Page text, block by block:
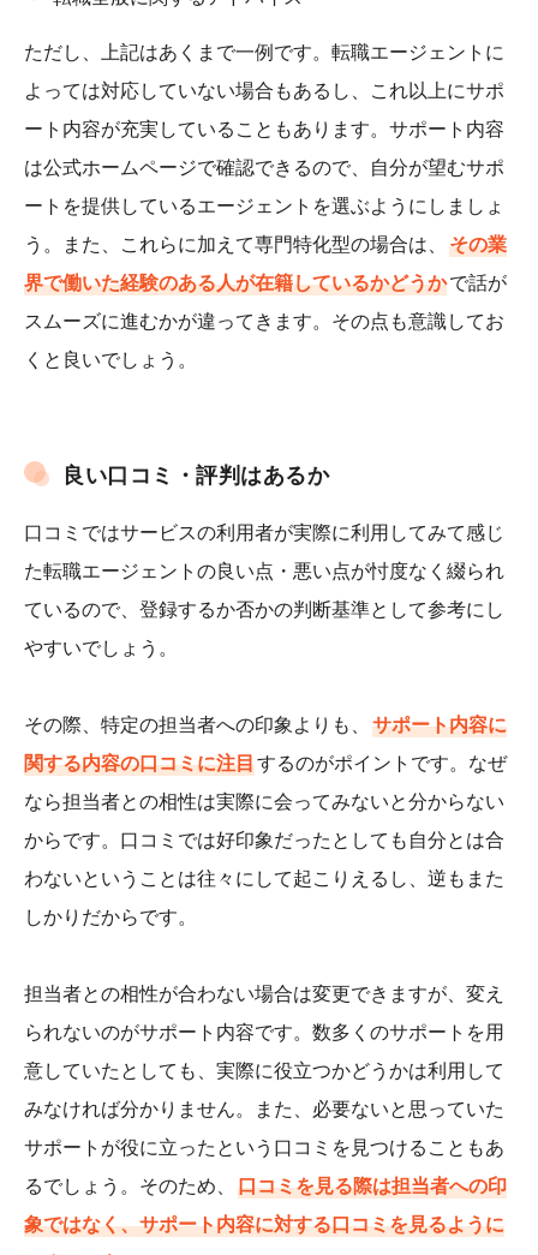
ただし、上記はあくまで一例です。転職エージェントに
よっては対応していない場合もあるし、これ以上にサポ
ート内容が充実していることもあります。サポート内容
は公式ホームページで確認できるので、自分が望むサポ
ートを提供しているエージェントを選ぶようにしましょ
う。また、これらに加えて専門特化型の場合は、 その業
界で働いた経験のある人が在籍しているかどうかで話が
スムーズに進むかが違ってきます。その点も意識してお
くと良いでしょう。
良い口コミ・評判はあるか
口コミではサービスの利用者が実際に利用してみて感じ
た転職エージェントの良い点・悪い点が忖度なく綴られ
ているので、登録するか否かの判断基準として参考にし
やすいでしょう。
その際、特定の担当者への印象よりも、 サポート内容に
関する内容の口コミに注目するのがポイントです。なぜ
なら担当者との相性は実際に会ってみないと分からない
からです。口コミでは好印象だったとしても自分とは合
わないということは往々にして起こりえるし、逆もまた
しかりだからです。
担当者との相性が合わない場合は変更できますが、変え
られないのがサポート内容です。数多くのサポートを用
意していたとしても、実際に役立つかどうかは利用して
みなければ分かりません。また、必要ないと思っていた
サポートが役に立ったという口コミを見つけることもあ
るでしょう。そのため、 口コミを見る際は担当者への印
象ではなく、サポート内容に対する口コミを見るように